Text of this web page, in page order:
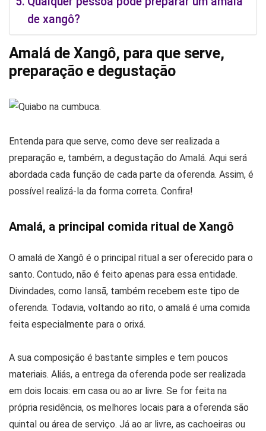
de xangô?
Amalá de Xangô, para que serve,
preparação e degustação
Entenda para que serve, como deve ser realizada a
preparação e, também, a degustação do Amalá. Aqui será
abordada cada função de cada parte da oferenda. Assim, é
possível realizá-la da forma correta. Confira!
Amalá, a principal comida ritual de Xangô
O amalá de Xangô é o principal ritual a ser oferecido para o
santo. Contudo, não é feito apenas para essa entidade.
Divindades, como Iansã, também recebem este tipo de
oferenda. Todavia, voltando ao rito, o amalá é uma comida
feita especialmente para o orixá.
A sua composição é bastante simples e tem poucos
materiais. Aliás, a entrega da oferenda pode ser realizada
em dois locais: em casa ou ao ar livre. Se for feita na
própria residência, os melhores locais para a oferenda são
quintal ou área de serviço. Já ao ar livre, as cachoeiras ou